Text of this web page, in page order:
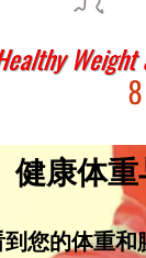
健康体
您的体重和